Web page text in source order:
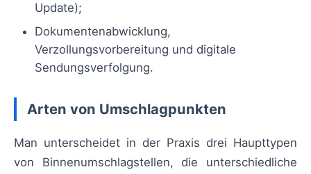
Update);
Dokumentenabwicklung,
Verzollungsvorbereitung und digitale
Sendungsverfolgung.
Arten von Umschlagpunkten
Man unterscheidet in der Praxis drei Haupttypen
von Binnenumschlagstellen, die unterschiedliche